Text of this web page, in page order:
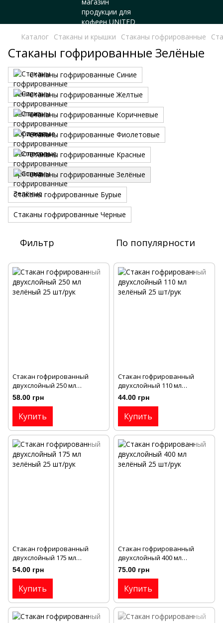
Каталог Стаканы и крышки Стаканы гофрированные
Стаканы гофрированные Зелёные
Стаканы гофрированные Синие
Стаканы гофрированные Желтые
Стаканы гофрированные Коричневые
Стаканы гофрированные Фиолетовые
Стаканы гофрированные Красные
Стаканы гофрированные Зелёные
Стаканы гофрированные Бурые
Стаканы гофрированные Черные
Фильтр По популярности
Стакан гофрированный
двухслойный 250 мл
зелёный 25 шт/рук
58.00 грн
Купить
Стакан гофрированный
двухслойный 110 мл
зелёный 25 шт/рук
44.00 грн
Купить
Стакан гофрированный
двухслойный 175 мл
зелёный 25 шт/рук
54.00 грн
Купить
Стакан гофрированный
двухслойный 400 мл
зелёный 25 шт/рук
75.00 грн
Купить